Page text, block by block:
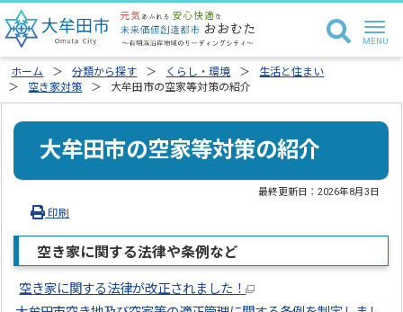
ホーム 分類から探す くらし・環境
生活と住まい
空き家対策
大牟田市の空家等対策の紹介
大牟田市の空家等対策の紹介
最終更新日：2026年8月3日
印刷
空き家に関する法律や条例など
空き家に関する法律が改正されました！